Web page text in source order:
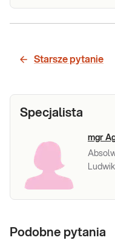
węglo
Insulina
nowotworu
Starsze pytanie
Specjalista
mgr
Podobne pytania